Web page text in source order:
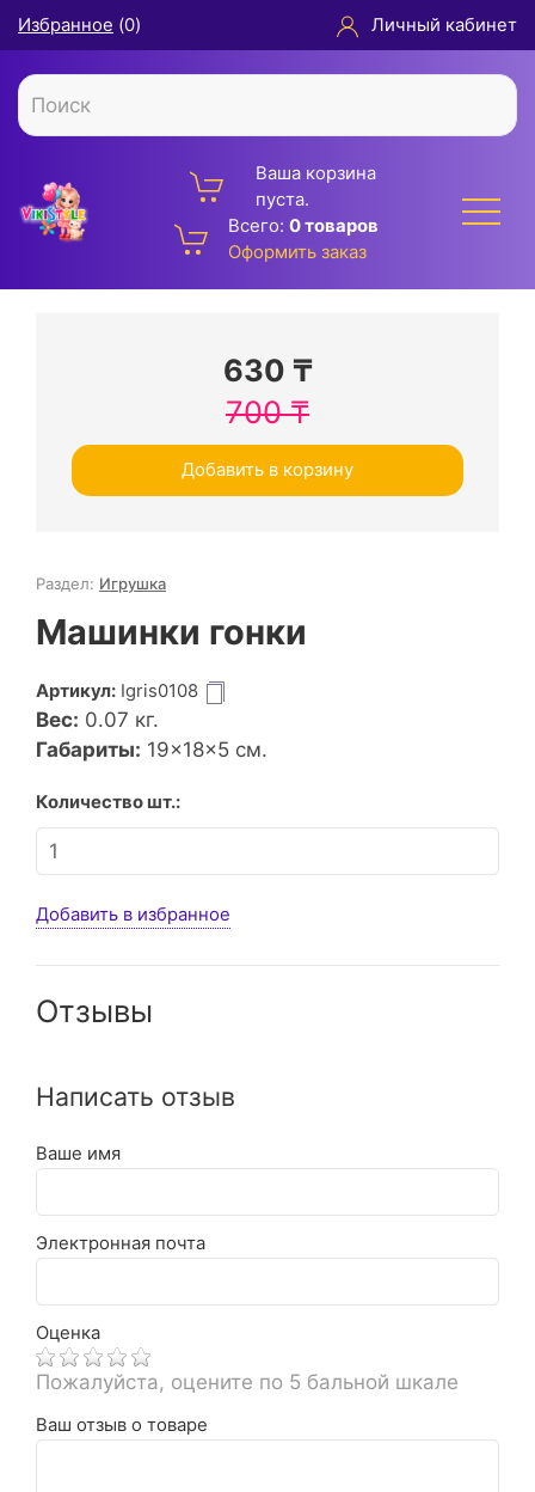
Избранное (0) Личный кабинет
Ваша корзина
пуста.
Всего: 0 товаров
Оформить заказ
630 ₸
700₸
Добавить в корзину
Раздел: Игрушка
Машинки гонки
Артикул: Igris0108
Вес: 0.07 кг.
Габариты: 19×18×5 см.
Количество шт.:
Добавить в избранное
Отзывы
Написать отзыв
Ваше имя
Электронная почта
Оценка
Пожалуйста, оцените по 5 бальной шкале
Ваш отзыв о товаре